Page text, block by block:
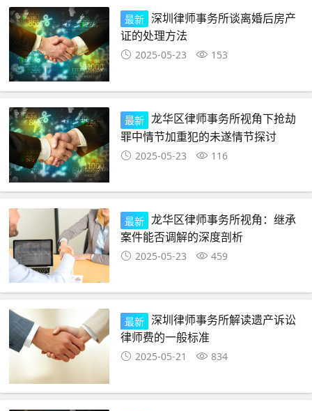
最新 深圳律师事务所谈离婚后房产
证的处理方法
2025-05-23 153
最新 龙华区律师事务所视角下抢劫
罪中情节加重犯的未遂情节探讨
2025-05-23 116
最新 龙华区律师事务所视角：继承
案件能否调解的深度剖析
2025-05-23 459
最新 深圳律师事务所解读遗产诉讼
律师费的一般标准
2025-05-21 834